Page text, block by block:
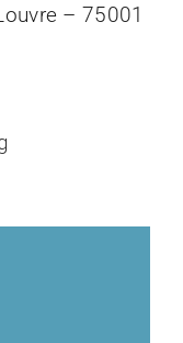
– 75001